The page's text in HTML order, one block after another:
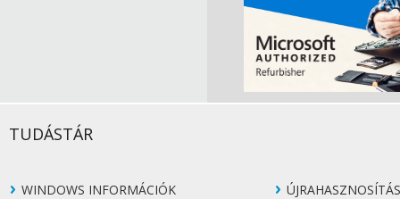
TUDÁSTÁR
WINDOWS INFORMÁCIÓK
ÚJRAHASZNOSÍTÁS